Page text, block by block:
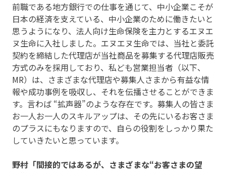
前職である地方銀行での仕事を通じて、中小企業こそが
日本の経済を支えている、中小企業のために働きたいと
思うようになり、法人向け生命保険を主力とするエヌエ
ヌ生命に入社しました。エヌエヌ生命では、当社と委託
契約を締結した代理店が当社商品を募集する代理店販売
方式のみを採用しており、私ども営業担当者（以下、
MR）は、さまざまな代理店や募集人さまから有益な情
報や成功事例を吸収し、それを伝播させることができま
す。言わば “拡声器”のような存在です。募集人の皆さま
お一人お一人のスキルアップは、その先にいるお客さま
のプラスにもなりますので、自らの役割をしっかり果た
していきたいと思っています。
野村「間接的ではあるが、さまざまな“お客さまの望